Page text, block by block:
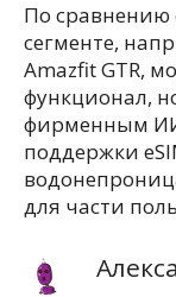
По сравнению
сегменте,
Amazfit GTR,
функционал,
фирменным
поддержки
для части